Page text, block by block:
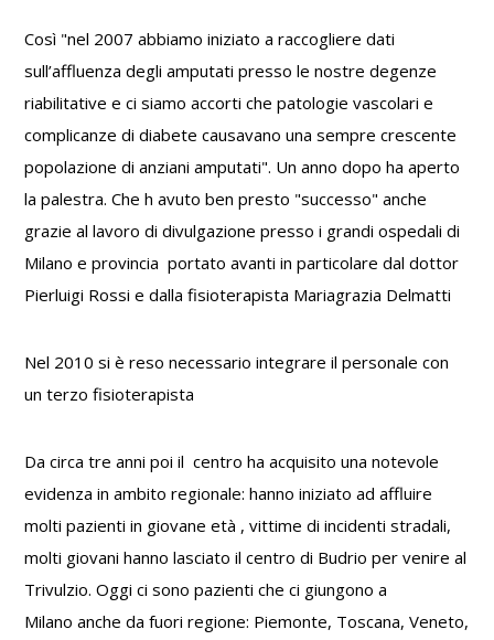
Così "nel 2007 abbiamo iniziato a raccogliere dati
sull’affluenza degli amputati presso le nostre degenze
riabilitative e ci siamo accorti che patologie vascolari e
complicanze di diabete causavano una sempre crescente
popolazione di anziani amputati". Un anno dopo ha aperto
la palestra. Che h avuto ben presto "successo" anche
grazie al lavoro di divulgazione presso i grandi ospedali di
Milano e provincia portato avanti in particolare dal dottor
Pierluigi Rossi e dalla fisioterapista Mariagrazia Delmatti
Nel 2010 si è reso necessario integrare il personale con
un terzo fisioterapista
Da circa tre anni poi il centro ha acquisito una notevole
evidenza in ambito regionale: hanno iniziato ad affluire
molti pazienti in giovane età , vittime di incidenti stradali,
molti giovani hanno lasciato il centro di Budrio per venire al
Trivulzio. Oggi ci sono pazienti che ci giungono a
Milano anche da fuori regione: Piemonte, Toscana, Veneto,